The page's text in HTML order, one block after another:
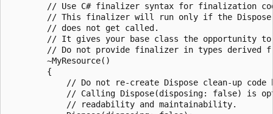
// Use C# finalizer syntax for finalization
// This finalizer will run only if the
        // does not get called.
// It gives your base class the opportunity
// Do not provide finalizer in types derived
        ~MyResource()
        {
// Do not re-create Dispose clean-up code
// Calling Dispose(disposing: false) is
            // readability and maintainability.